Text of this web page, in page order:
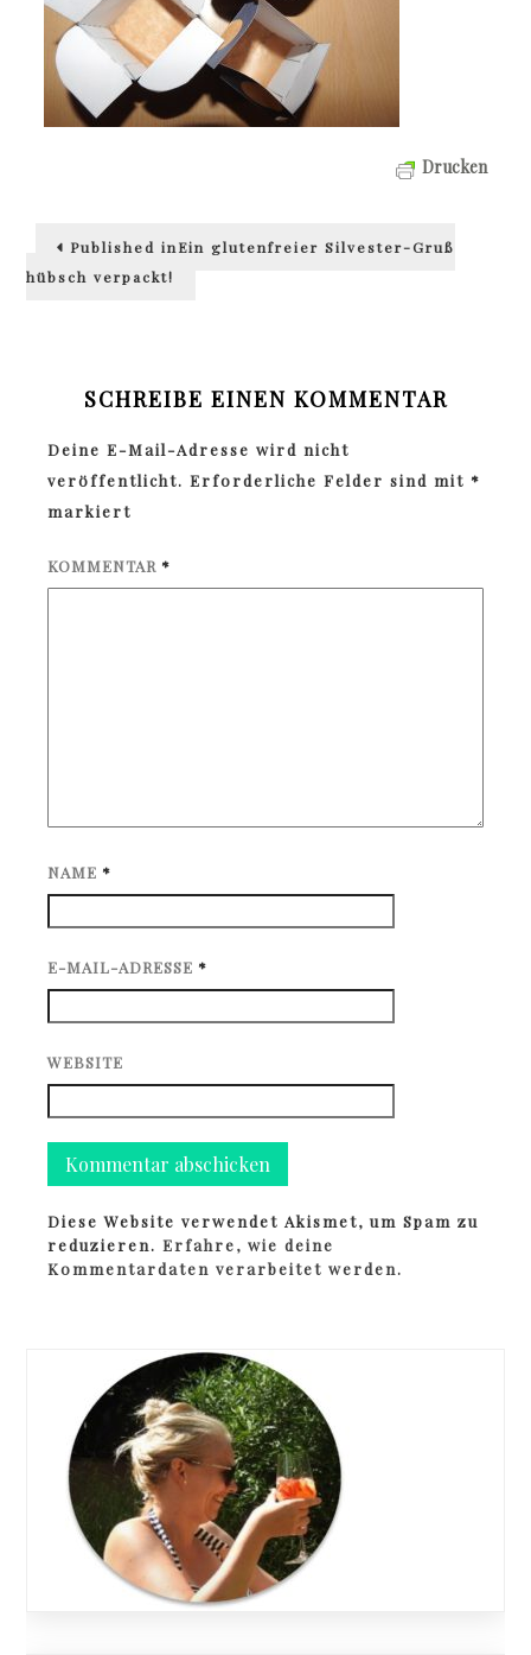
Drucken
Beitragsnavigation
Published inEin glutenfreier Silvester-Gruß
hübsch verpackt!
SCHREIBE EINEN KOMMENTAR
Deine E-Mail-Adresse wird nicht
veröffentlicht. Erforderliche Felder sind mit *
markiert
KOMMENTAR *
NAME *
E-MAIL-ADRESSE *
WEBSITE
Diese Website verwendet Akismet, um Spam zu
reduzieren.Erfahre, wie deine
Kommentardaten verarbeitet werden.